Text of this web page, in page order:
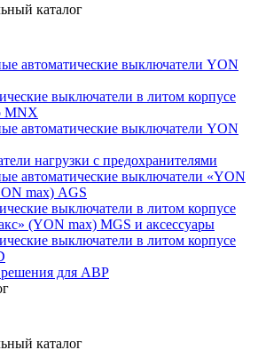
каталог
автоматические выключатели YON
выключатели в литом корпусе
MNX
автоматические выключатели YON
нагрузки с предохранителями
автоматические выключатели «YON
max) AGS
выключатели в литом корпусе
(YON max) MGS и аксессуары
выключатели в литом корпусе
для АВР
каталог